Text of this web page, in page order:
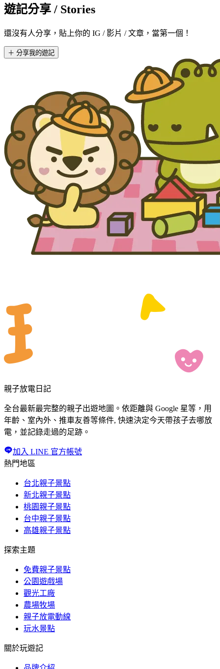
遊記分享 / Stories
還沒有人分享，貼上你的 IG / 影片 / 文章，當第一個！
＋ 分享我的遊記
親子放電日記
全台最新最完整的親子出遊地圖。依距離與 Google 星等，用
年齡、室內外、推車友善等條件, 快速決定今天帶孩子去哪放
電，並記錄走過的足跡。
加入 LINE 官方帳號
熱門地區
台北親子景點
新北親子景點
桃園親子景點
台中親子景點
高雄親子景點
探索主題
免費親子景點
公園遊戲場
觀光工廠
農場牧場
親子放電動線
玩水景點
關於玩遊記